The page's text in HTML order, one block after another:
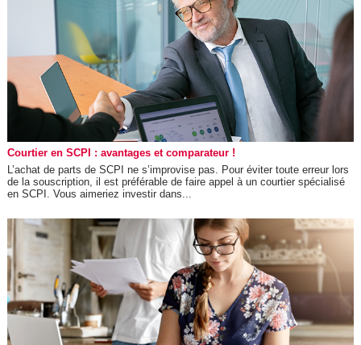
Courtier en SCPI : avantages et comparateur !
L’achat de parts de SCPI ne s’improvise pas. Pour éviter toute erreur lors
de la souscription, il est préférable de faire appel à un courtier spécialisé
en SCPI. Vous aimeriez investir dans...